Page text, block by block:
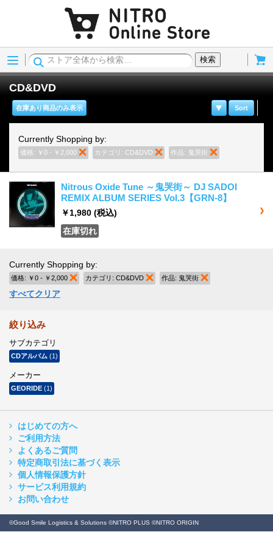
Menu
検索
CD&DVD
Sort
在庫あり商品のみ表示
Currently Shopping by:
価格: ￥0 - ￥2,000 商品の削除
カテゴリ: CD&DVD 商品の削除
作品: 鬼哭街
Nitrous Oxide Tune ～鬼哭街～ DJ SADOI
REMIX ALBUM SERIES Vol.3【GRN-8】
￥1,980 (税込)
在庫切れ
Currently Shopping by:
価格: ￥0 - ￥2,000 商品の削除
カテゴリ: CD&DVD 商品の削除
作品: 鬼哭街
すべてクリア
絞り込み
サブカテゴリ
CDアルバム (1)
メーカー
GEORIDE (1)
はじめての方へ
ご利用方法
よくあるご質問
特定商取引法に基づく表示
個人情報保護方針
サービス利用規約
お問い合わせ
©Good Smile Logistics & Solutions ©NITRO PLUS ©NITRO ORIGIN